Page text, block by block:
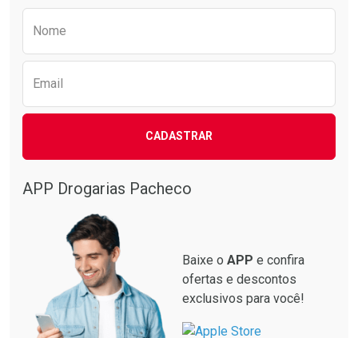
Nome
Email
CADASTRAR
APP Drogarias Pacheco
Baixe o APP e confira
ofertas e descontos
exclusivos para você!